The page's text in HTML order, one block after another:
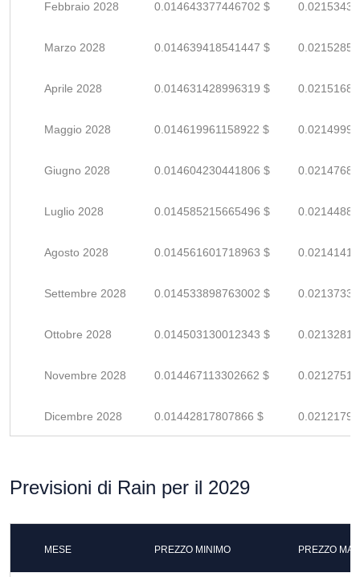
Febbraio 2028 0.014643377446702 $
Marzo 2028 0.014639418541447 $
Aprile 2028 0.014631428996319 $
Maggio 2028 0.014619961158922 $
Giugno 2028 0.014604230441806 $
Luglio 2028 0.014585215665496 $
Agosto 2028 0.014561601718963 $
Settembre 2028 0.014533898763002 $
Ottobre 2028 0.014503130012343 $
Novembre 2028 0.014467113302662 $
Dicembre 2028 0.01442817807866 $
Previsioni di Rain per il 2029
MESE PREZZO MINIMO PREZZO